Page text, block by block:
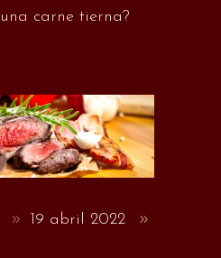
carne tierna?
19 abril 2022